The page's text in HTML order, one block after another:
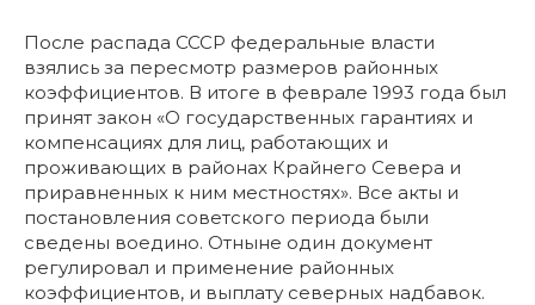
После распада СССР федеральные власти
взялись за пересмотр размеров районных
коэффициентов. В итоге в феврале 1993 года был
принят закон «О государственных гарантиях и
компенсациях для лиц, работающих и
проживающих в районах Крайнего Севера и
приравненных к ним местностях». Все акты и
постановления советского периода были
сведены воедино. Отныне один документ
регулировал и применение районных
коэффициентов, и выплату северных надбавок.